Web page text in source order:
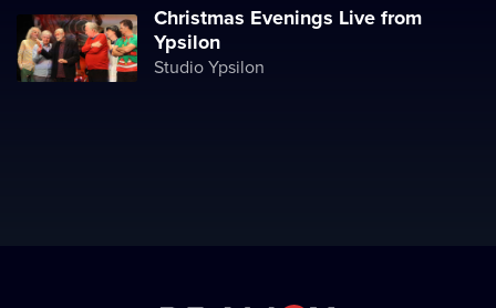
Christmas Evenings Live from
Ypsilon
Studio Ypsilon